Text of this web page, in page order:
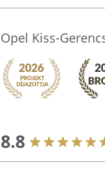
Opel Kiss-
8.8